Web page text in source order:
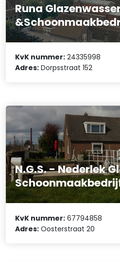
Runa
KvK nummer: 24335998
Adres: Dorpsstraat 152
N.G.S. - Nederlek
KvK nummer: 67794858
Adres: Oosterstraat 20